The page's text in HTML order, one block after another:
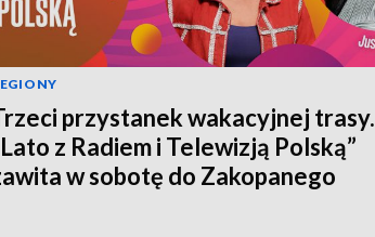
przystanek wakacyjnej trasy.
z Radiem i Telewizją Polską”
w sobotę do Zakopanego